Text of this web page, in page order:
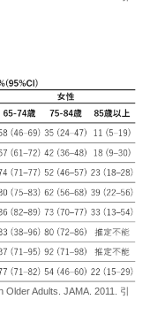
Adults. JAMA. 2011. 引